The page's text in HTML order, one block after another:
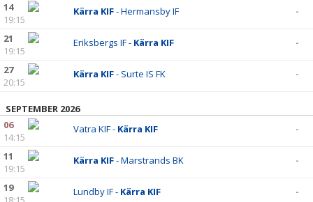
14
19:15
Kärra KIF- Hermansby IF -
21
19:15
Eriksbergs IF - Kärra KIF -
27
20:15
Kärra KIF- Surte IS FK -
SEPTEMBER 2026
06
14:15
Vatra KIF - Kärra KIF -
11
19:15
Kärra KIF- Marstrands BK -
19
Lundby IF - Kärra KIF -